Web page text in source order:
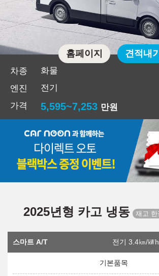
차종
화물
엔진
전기
가격
5,595~7,253 만원
홈페이지 견적내기
2025년형 카고 냉동
스마트 A/T 전기 3.4㎞/㎾h